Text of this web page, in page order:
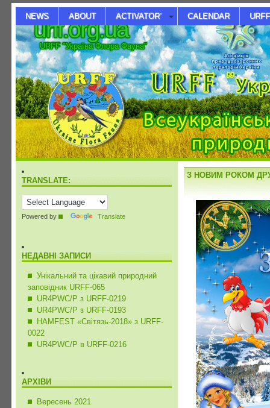
NEWS ABOUT ACTIVATOR’ CALENDAR
urff.org.ua
URFF "Україна Флора Фауна"
TRANSLATE:
Powered by Translate
НЕДАВНІ ЗАПИСИ
Унікальний та цікавий природний
заповідник URFF-065
UR4PWC/P з URFF-0219
UR4PWC/P з URFF-0193
HAMFEST «Світязь-2018» з URFF-
0022
UR4PWC/P в URFF-0216
АРХІВИ
Вересень 2021
З НОВИМ РОКОМ